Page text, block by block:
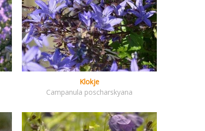
Klokje
Campanula poscharskyana